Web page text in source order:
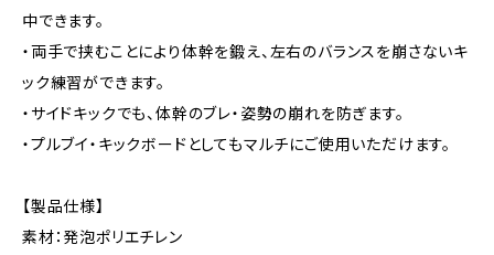
中できます。
・両手で挟むことにより体幹を鍛え、左右のバランスを崩さないキ
ック練習ができます。
・サイドキックでも、体幹のブレ・姿勢の崩れを防ぎます。
・プルブイ・キックボードとしてもマルチにご使用いただけます。
【製品仕様】
素材：発泡ポリエチレン